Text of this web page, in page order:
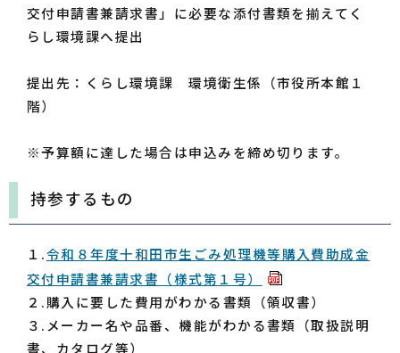
交付申請書兼請求書」に必要な添付書類を揃えてく
らし環境課へ提出
提出先：くらし環境課 環境衛生係（市役所本館１
階）
※予算額に達した場合は申込みを締め切ります。
持参するもの
１.令和８年度十和田市生ごみ処理機等購入費助成金
交付申請書兼請求書（様式第１号）
２.購入に要した費用がわかる書類（領収書）
３.メーカー名や品番、機能がわかる書類（取扱説明
書、カタログ等）